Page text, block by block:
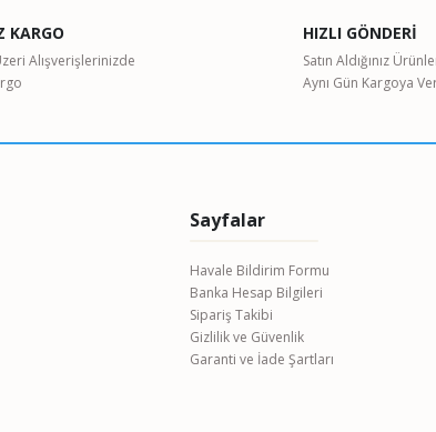
Gönder
KARGO
Alışverişlerinizde
HIZLI GÖNDERİ
Satın Aldığınız
Aynı Gün Kargoya
Sayfalar
Havale Bildirim Formu
Banka Hesap Bilgileri
Sipariş Takibi
Gizlilik ve Güvenlik
Garanti ve İade Şartları